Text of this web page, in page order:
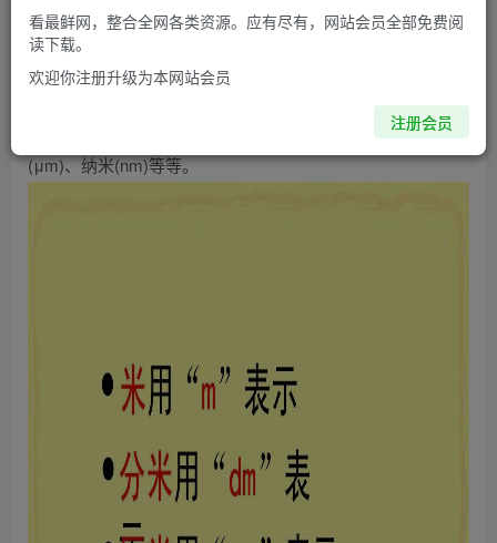
分米可以用字母dm表示。分米是长度的公制单位之一，1分
米相当于1米的十分之一。十厘米等于一分米，十分米等于一
(mm)、厘米(cm)、分米(dm)、千米(km)、米(m)、微米
(μm)、纳米(nm)等等。
看最鲜网，整合全网各类资源。应有尽有，网站会员全部免费阅
读下载。
欢迎你注册升级为本网站会员
注册会员